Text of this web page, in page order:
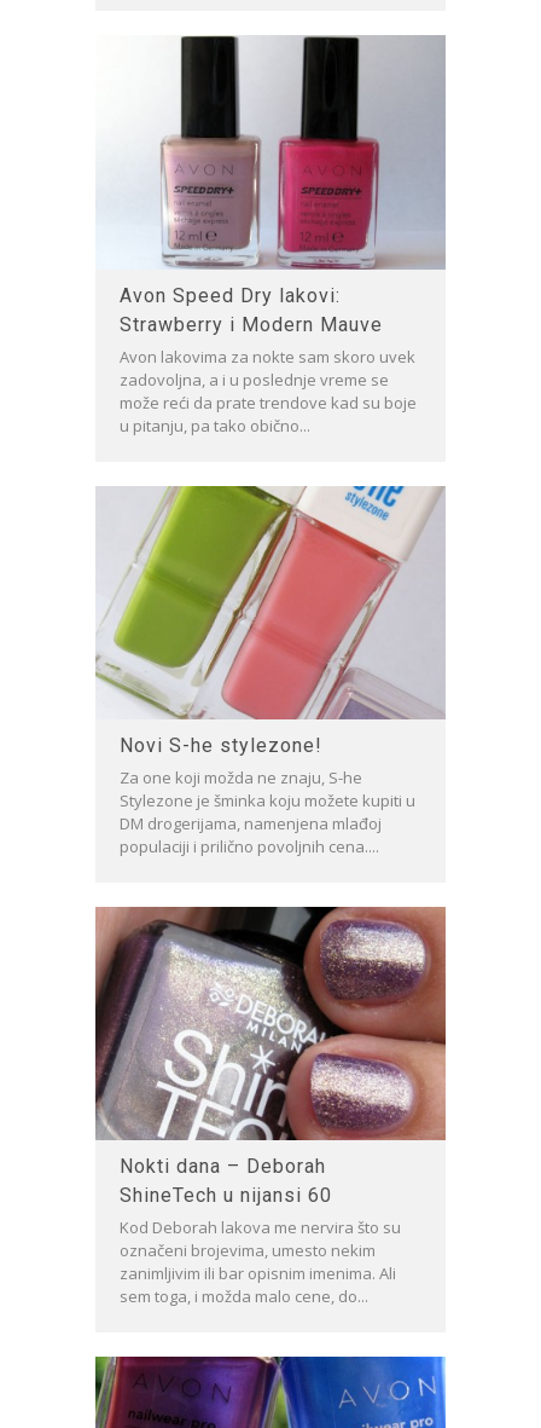
Avon Speed Dry lakovi:
Strawberry i Modern Mauve
Avon lakovima za nokte sam skoro uvek
zadovoljna, a i u poslednje vreme se
može reći da prate trendove kad su boje
u pitanju, pa tako obično...
Novi S-he stylezone!
Za one koji možda ne znaju, S-he
Stylezone je šminka koju možete kupiti u
DM drogerijama, namenjena mlađoj
populaciji i prilično povoljnih cena....
Nokti dana – Deborah
ShineTech u nijansi 60
Kod Deborah lakova me nervira što su
označeni brojevima, umesto nekim
zanimljivim ili bar opisnim imenima. Ali
sem toga, i možda malo cene, do...